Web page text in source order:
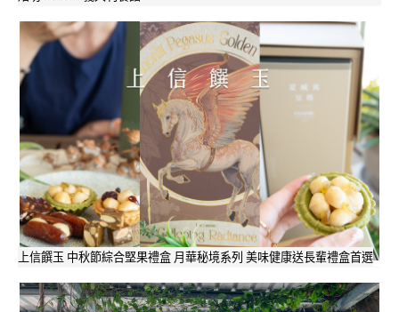
上信饌玉 中秋節綜合堅果禮盒 月華秘境系列 美味健康送長輩禮盒首選